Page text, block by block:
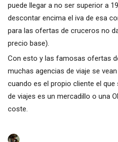
puede llegar a no ser superior a
descontar encima el iva de esa
para las ofertas de cruceros no
precio base).
Con esto y las famosas ofertas
muchas agencias de viaje se
cuando es el propio cliente el que
de viajes es un mercadillo o una
coste.